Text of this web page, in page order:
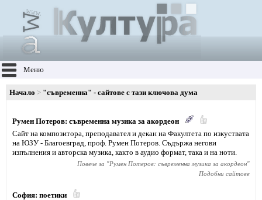
Меню
Начало "съвременна" - сайтове с тази ключова дума
Румен Потеров: съвременна музика за акордеон
Сайт на композитора, преподавател и декан на Факултета по изкуствата
на ЮЗУ - Благоевград, проф. Румен Потеров. Съдържа негови
изпълнения и авторска музика, както в аудио формат, така и на ноти.
Повече за "Румен Потеров: съвременна музика за акордеон"
Подобни сайтове
София: поетики